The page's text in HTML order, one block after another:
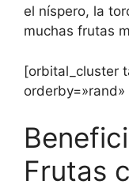
el níspero, la
muchas frutas
[orbital_cluster
Frutas